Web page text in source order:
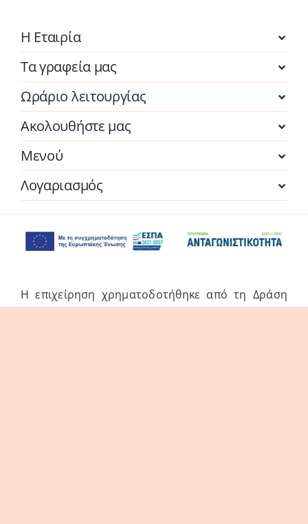
Η Εταιρία
Τα γραφεία μας
Ωράριο λειτουργίας
Ακολουθήστε μας
Μενού
Λογαριασμός
Η επιχείρηση χρηματοδοτήθηκε από τη Δράση